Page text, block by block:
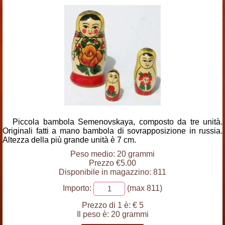
Piccola bambola Semenovskaya, composto da tre unità.
Originali fatti a mano bambola di sovrapposizione in russia.
Altezza della più grande unità è 7 cm.
Peso medio: 20 grammi
Prezzo €5.00
Disponibile in magazzino: 811
Importo:
(max 811)
Prezzo di 1 è: € 5
Il peso è: 20 grammi